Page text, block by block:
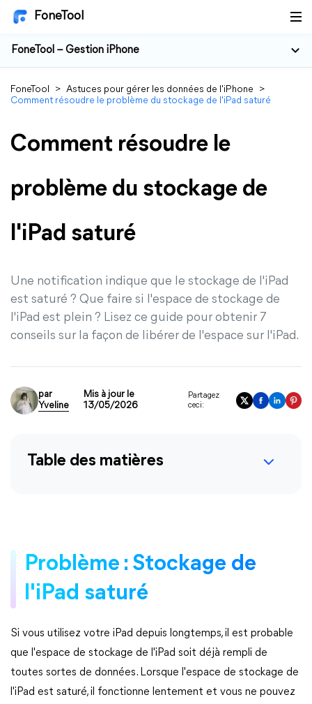
FoneTool
FoneTool – Gestion iPhone
FoneTool > Astuces pour gérer les données de l'iPhone
>
Comment résoudre le problème du stockage de l'iPad saturé
Comment résoudre le
problème du stockage de
l'iPad saturé
Une notification indique que le stockage de l'iPad
est saturé ? Que faire si l'espace de stockage de
l'iPad est plein ? Lisez ce guide pour obtenir 7
conseils sur la façon de libérer de l'espace sur l'iPad.
par
Yveline
Mis à jour le
13/05/2026
Partagez
ceci:
Table des matières
Problème : Stockage de
l'iPad saturé
Si vous utilisez votre iPad depuis longtemps, il est probable
que l'espace de stockage de l'iPad soit déjà rempli de
toutes sortes de données. Lorsque l'espace de stockage de
l'iPad est saturé, il fonctionne lentement et vous ne pouvez